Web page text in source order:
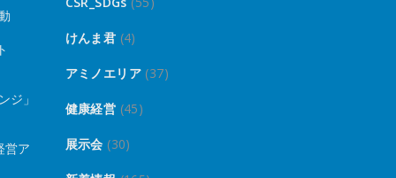
ジ」
営ア
けんま君 (4)
アミノエリア (37)
健康経営 (45)
展示会 (30)